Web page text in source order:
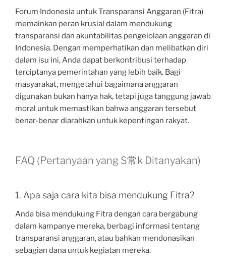
Forum Indonesia untuk Transparansi Anggaran (Fitra)
memainkan peran krusial dalam mendukung
transparansi dan akuntabilitas pengelolaan anggaran di
Indonesia. Dengan memperhatikan dan melibatkan diri
dalam isu ini, Anda dapat berkontribusi terhadap
terciptanya pemerintahan yang lebih baik. Bagi
masyarakat, mengetahui bagaimana anggaran
digunakan bukan hanya hak, tetapi juga tanggung jawab
moral untuk memastikan bahwa anggaran tersebut
benar-benar diarahkan untuk kepentingan rakyat.
FAQ (Pertanyaan yang S常k Ditanyakan)
1. Apa saja cara kita bisa mendukung Fitra?
Anda bisa mendukung Fitra dengan cara bergabung
dalam kampanye mereka, berbagi informasi tentang
transparansi anggaran, atau bahkan mendonasikan
sebagian dana untuk kegiatan mereka.